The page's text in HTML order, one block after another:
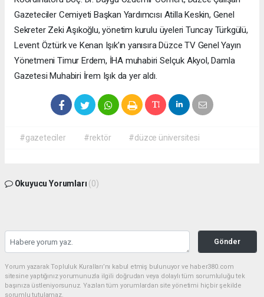
Gazeteciler Cemiyeti Başkan Yardımcısı Atilla Keskin, Genel
Sekreter Zeki Aşıkoğlu, yönetim kurulu üyeleri Tuncay Türkgülü,
Levent Öztürk ve Kenan Işık’ın yanısıra Düzce TV Genel Yayın
Yönetmeni Timur Erdem, İHA muhabiri Selçuk Akyol, Damla
Gazetesi Muhabiri İrem Işık da yer aldı.
#gazeteciler #rektör #düzce üniversitesi
Okuyucu Yorumları (0)
Gönder
Yorum yazarak Topluluk Kuralları’nı kabul etmiş bulunuyor ve haber380.com
sitesine yaptığınız yorumunuzla ilgili doğrudan veya dolaylı tüm sorumluluğu tek
başınıza üstleniyorsunuz. Yazılan tüm yorumlardan site yönetimi hiçbir şekilde
sorumlu tutulamaz.